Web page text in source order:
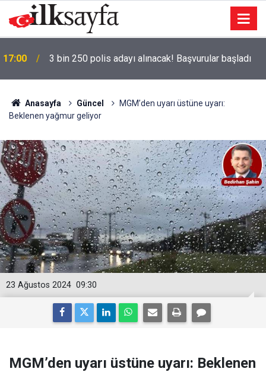
17:00 3 bin 250 polis adayı alınacak! Başvurular başladı
16:58 Mamak’ta lavanta tarlalarında şenlik düzenlendi
Anasayfa Güncel
MGM’den uyarı üstüne uyarı:
Beklenen yağmur geliyor
09:30
23 Ağustos 2024
MGM’den uyarı üstüne uyarı: Beklenen